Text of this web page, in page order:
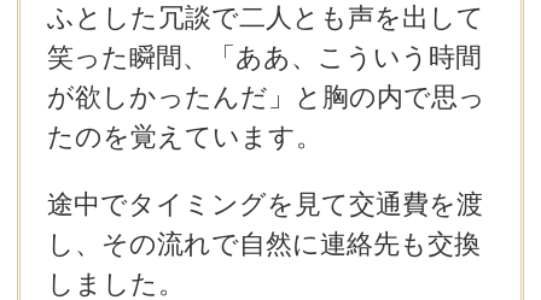
ふとした冗談で二人とも声を出して
笑った瞬間、「ああ、こういう時間
が欲しかったんだ」と胸の内で思っ
たのを覚えています。
途中でタイミングを見て交通費を渡
し、その流れで自然に連絡先も交換
しました。